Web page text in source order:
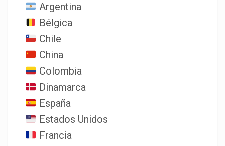
Argentina
Bélgica
Chile
China
Colombia
Dinamarca
España
Estados Unidos
Francia